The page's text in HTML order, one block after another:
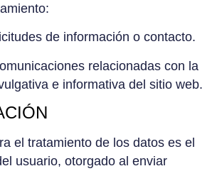
de información o contacto.
relacionadas con la
e informativa del sitio web.
el tratamiento de los datos es el
usuario, otorgado al enviar